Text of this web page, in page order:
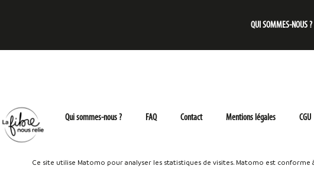
QUI SOMMES-NOUS ?
Qui sommes-nous ? FAQ Contact Mentions légales CGU
Ce site utilise Matomo pour analyser les statistiques de visites. Matomo est conforme à